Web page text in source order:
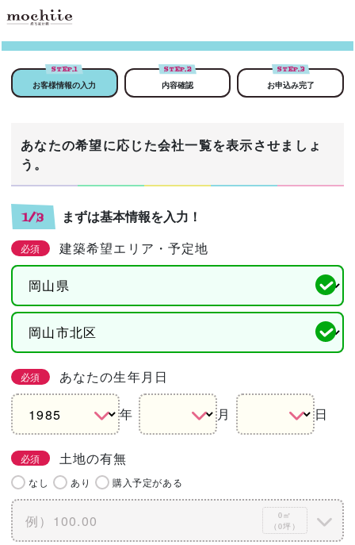
STEP.1
お客様情報の入力
STEP.2
内容確認
STEP.3
お申込み完了
あなたの希望に応じた会社一覧を表示させましょ
う。
1/3 まずは基本情報を入力！
必須 建築希望エリア・予定地
必須 あなたの生年月日
年 月 日
必須 土地の有無
なし あり 購入予定がある
0㎡
（0坪）